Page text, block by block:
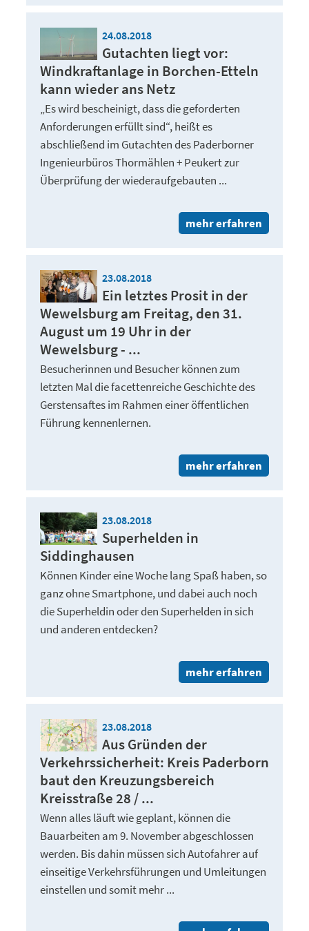
24.08.2018
Gutachten liegt vor:
Windkraftanlage in Borchen-Etteln
kann wieder ans Netz
„Es wird bescheinigt, dass die geforderten
Anforderungen erfüllt sind“, heißt es
abschließend im Gutachten des Paderborner
Ingenieurbüros Thormählen + Peukert zur
Überprüfung der wiederaufgebauten ...
mehr erfahren
23.08.2018
Ein letztes Prosit in der
Wewelsburg am Freitag, den 31.
August um 19 Uhr in der
Wewelsburg - ...
Besucherinnen und Besucher können zum
letzten Mal die facettenreiche Geschichte des
Gerstensaftes im Rahmen einer öffentlichen
Führung kennenlernen.
mehr erfahren
23.08.2018
Superhelden in
Siddinghausen
Können Kinder eine Woche lang Spaß haben, so
ganz ohne Smartphone, und dabei auch noch
die Superheldin oder den Superhelden in sich
und anderen entdecken?
mehr erfahren
23.08.2018
Aus Gründen der
Verkehrssicherheit: Kreis Paderborn
baut den Kreuzungsbereich
Kreisstraße 28 / ...
Wenn alles läuft wie geplant, können die
Bauarbeiten am 9. November abgeschlossen
werden. Bis dahin müssen sich Autofahrer auf
einseitige Verkehrsführungen und Umleitungen
einstellen und somit mehr ...